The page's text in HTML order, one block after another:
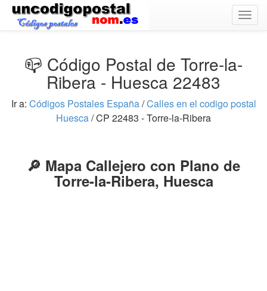
📪 Código Postal de Torre-la-
Ribera - Huesca 22483
Ir a: Códigos Postales España/Calles en el codigo postal
Huesca/ CP 22483 - Torre-la-Ribera
🔎 Mapa Callejero con Plano de
Torre-la-Ribera, Huesca